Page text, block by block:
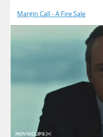
Margin Call - A Fire Sale